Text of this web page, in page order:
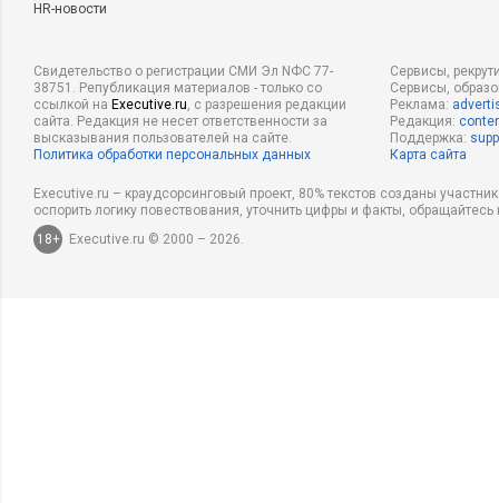
HR-новости
Свидетельство о регистрации СМИ Эл NФС 77-
38751. Републикация материалов - только со
ссылкой на Executive.ru, с разрешения редакции
сайта. Редакция не несет ответственности за
высказывания пользователей на сайте.
Политика обработки персональных данных
Сервисы,
Сервисы,
Реклама:
Редакция:
Поддержка:
Карта сайта
Executive.ru – краудсорсинговый проект, 80% текстов созданы
оспорить логику повествования, уточнить цифры и факты,
18+
Executive.ru © 2000 – 2026.